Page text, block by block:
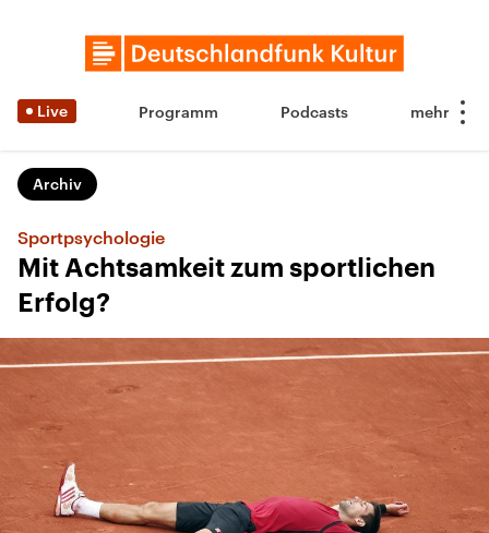
Live Programm Podcasts
Archiv
Sportpsychologie
Mit Achtsamkeit zum sportlichen
Erfolg?